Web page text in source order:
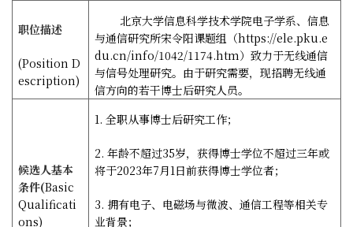
职位描述
(Position D
escription)
北京大学信息科学技术学院电子学系、信息
与通信研究所宋令阳课题组（https://ele.pku.e
du.cn/info/1042/1174.htm）致力于无线通信
与信号处理研究。由于研究需要，现招聘无线通
信方向的若干博士后研究人员。
候选人基本
条件(Basic
Qualificati
ons)
1.全职从事博士后研究工作；
2.年龄不超过35岁，获得博士学位不超过三年或
将于2023年7月1 日前获得博士学位者；
3. 拥有电子、电磁场与微波、通信工程等相关专
业背景；